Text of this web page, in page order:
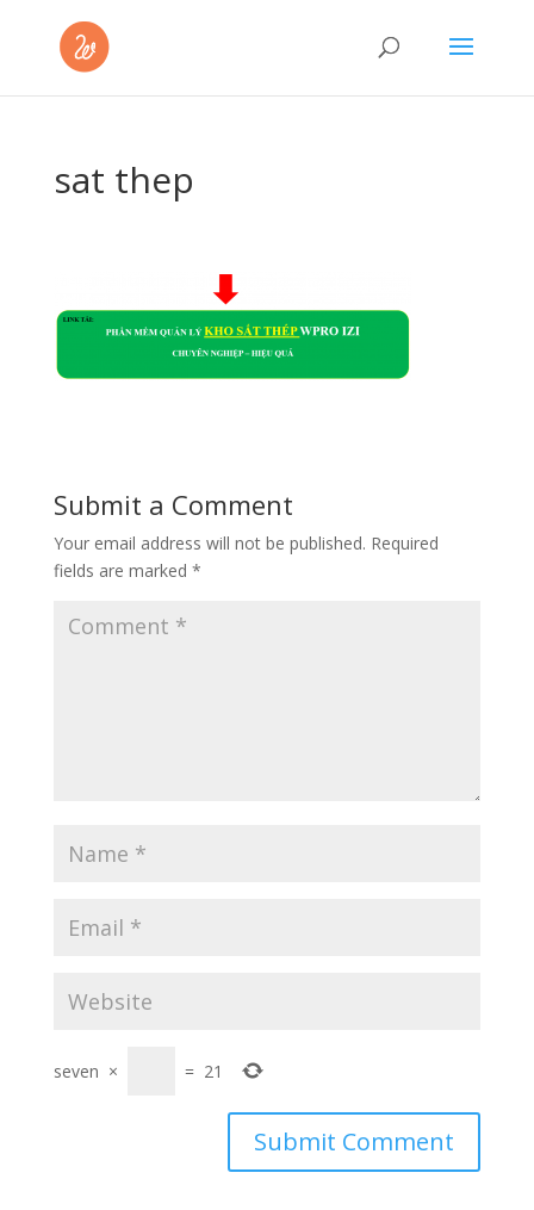
sat thep
Submit a Comment
Your email address will not be published. Required
fields are marked *
seven × = 21